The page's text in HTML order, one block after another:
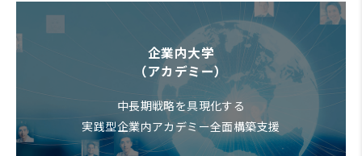
企業内大学
（アカデミー）
中長期戦略を具現化する
実践型企業内アカデミー全面構築支援